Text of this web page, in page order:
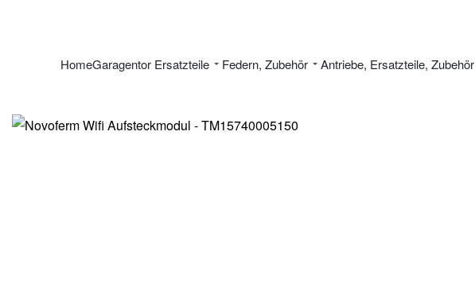
HomeGaragentor Ersatzteile Federn, Zubehör Antriebe, Ersatzteile, Zubehör